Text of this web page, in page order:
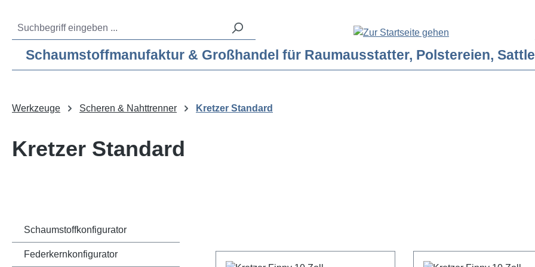
Service-Hotline: 04193 – 80 515 10
Schaumstoffmanufaktur & Großhandel für Raumausstatter, Polstereien,
Werkzeuge Scheren & Nahttrenner Kretzer Standard
Kretzer Standard
Schaumstoffkonfigurator
Federkernkonfigurator